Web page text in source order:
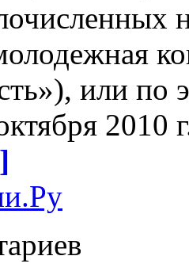
или по
2010